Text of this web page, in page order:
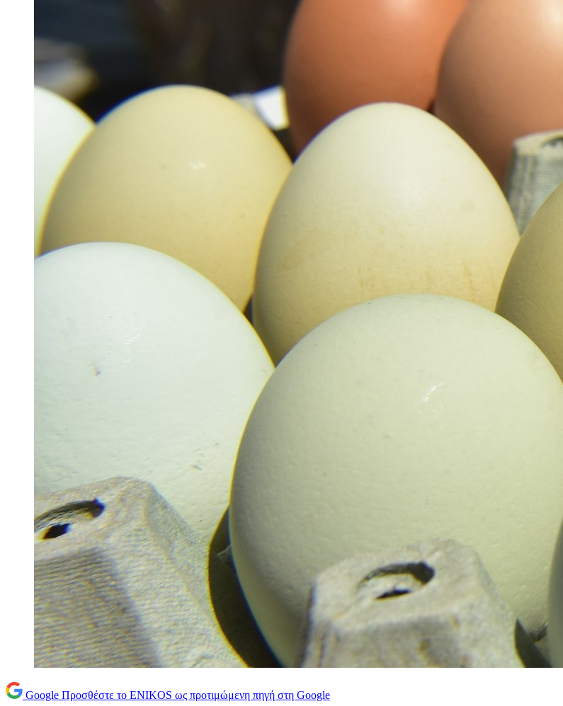
Google Προσθέστε το ENIKOS ως προτιμώμενη πηγή στη Google